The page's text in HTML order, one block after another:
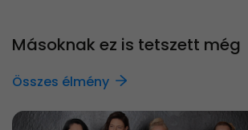
Másoknak ez is tetszett még
Összes élmény